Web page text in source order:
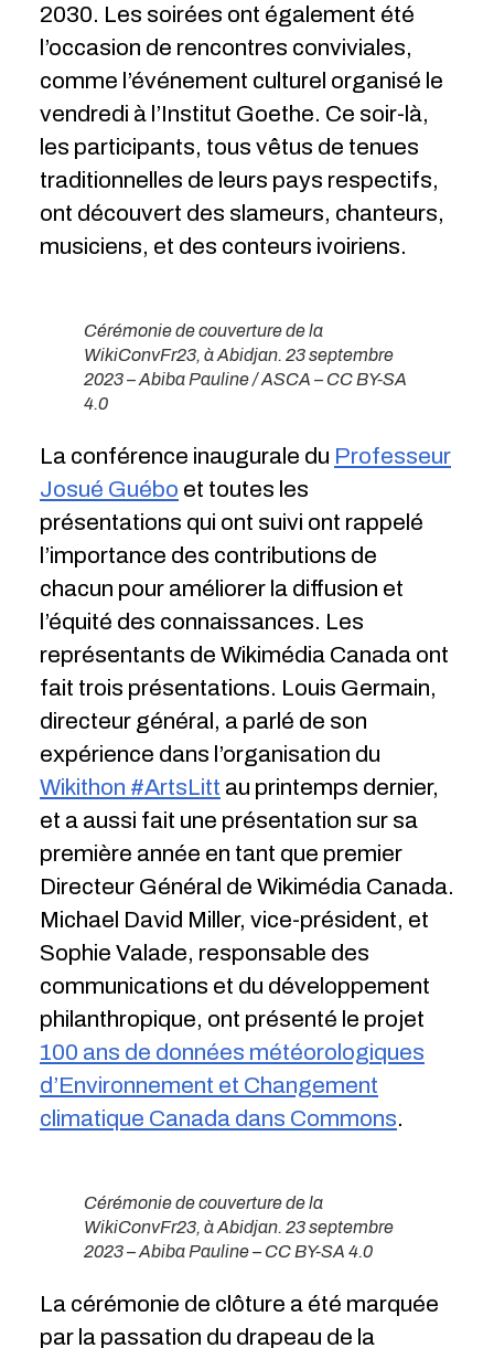
2030. Les soirées ont également été
l’occasion de rencontres conviviales,
comme l’événement culturel organisé le
vendredi à l’Institut Goethe. Ce soir-là,
les participants, tous vêtus de tenues
traditionnelles de leurs pays respectifs,
ont découvert des slameurs, chanteurs,
musiciens, et des conteurs ivoiriens.
Cérémonie de couverture de la
WikiConvFr23, à Abidjan. 23 septembre
2023 – Abiba Pauline / ASCA – CC BY-SA
4.0
La conférence inaugurale du Professeur
Josué Guébo et toutes les
présentations qui ont suivi ont rappelé
l’importance des contributions de
chacun pour améliorer la diffusion et
l’équité des connaissances. Les
représentants de Wikimédia Canada ont
fait trois présentations. Louis Germain,
directeur général, a parlé de son
expérience dans l’organisation du
Wikithon #ArtsLitt au printemps dernier,
et a aussi fait une présentation sur sa
première année en tant que premier
Directeur Général de Wikimédia Canada.
Michael David Miller, vice-président, et
Sophie Valade, responsable des
communications et du développement
philanthropique, ont présenté le projet
100 ans de données météorologiques
d’Environnement et Changement
climatique Canada dans Commons.
Cérémonie de couverture de la
WikiConvFr23, à Abidjan. 23 septembre
2023 – Abiba Pauline – CC BY-SA 4.0
La cérémonie de clôture a été marquée
par la passation du drapeau de la